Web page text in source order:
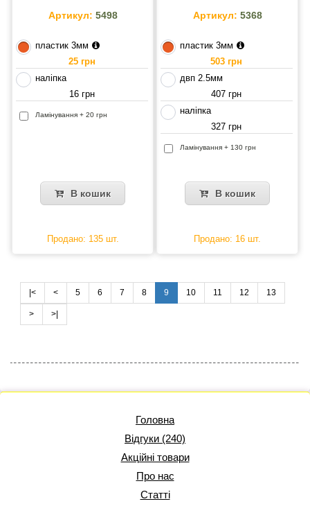
Артикул: 5498
пластик 3мм
25 грн
наліпка
16 грн
Ламінування + 20 грн
В кошик
Продано: 135 шт.
Артикул: 5368
пластик 3мм
503 грн
двп 2.5мм
407 грн
наліпка
327 грн
Ламінування + 130 грн
В кошик
Продано: 16 шт.
|< < 5 6 7 8 9 10 11 12 13
> >|
Головна
Відгуки (240)
Акційні товари
Про нас
Статті